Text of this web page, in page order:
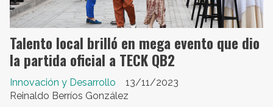
Talento local brilló en mega evento que dio
la partida oficial a TECK QB2
Reinaldo Berríos González
Innovación y Desarrollo 13/11/2023